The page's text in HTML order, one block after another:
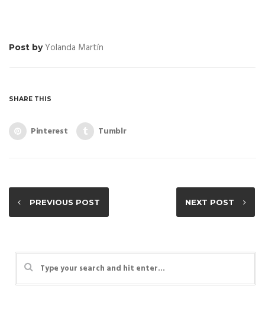
Post byYolanda Martín
SHARE THIS
Pinterest Tumblr
PREVIOUS POST NEXT POST